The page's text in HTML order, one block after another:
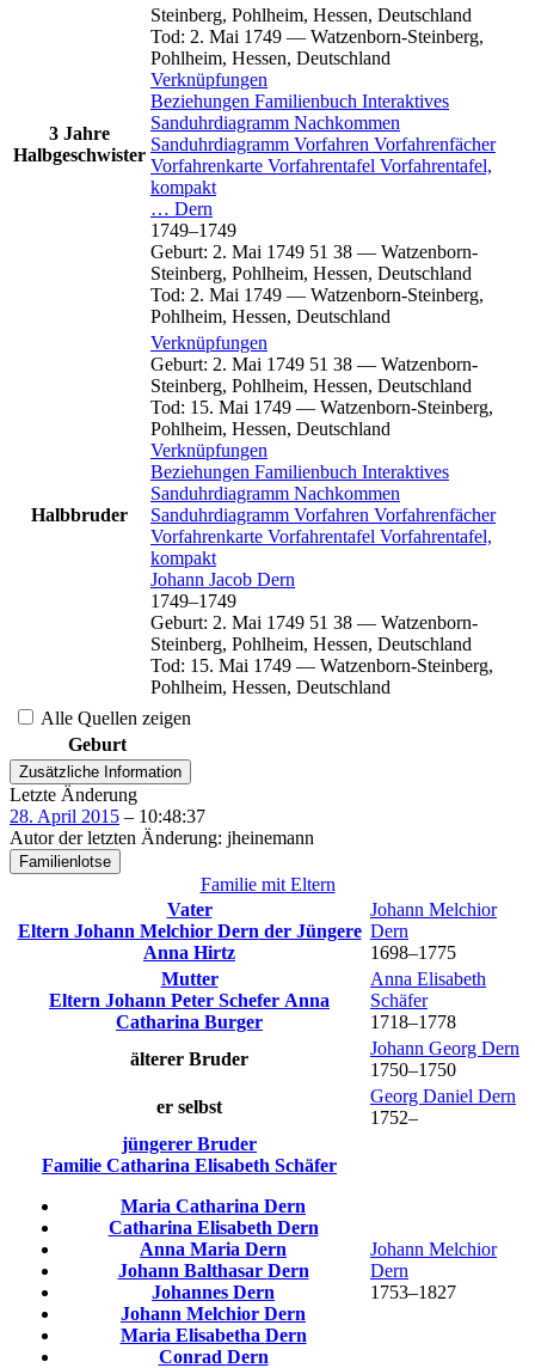
3 Jahre
Halbgeschwister
Steinberg, Pohlheim, Hessen, Deutschland
Tod: 2. Mai 1749 — Watzenborn-Steinberg,
Pohlheim, Hessen, Deutschland
Verknüpfungen
Beziehungen Familienbuch Interaktives
Sanduhrdiagramm Nachkommen
Sanduhrdiagramm Vorfahren Vorfahrenfächer
Vorfahrenkarte Vorfahrentafel Vorfahrentafel,
kompakt
… Dern
1749–1749
Geburt: 2. Mai 1749 51 38 — Watzenborn-
Steinberg, Pohlheim, Hessen, Deutschland
Tod: 2. Mai 1749 — Watzenborn-Steinberg,
Pohlheim, Hessen, Deutschland
Halbbruder
Verknüpfungen
Geburt: 2. Mai 1749 51 38 — Watzenborn-
Steinberg, Pohlheim, Hessen, Deutschland
Tod: 15. Mai 1749 — Watzenborn-Steinberg,
Pohlheim, Hessen, Deutschland
Verknüpfungen
Beziehungen Familienbuch Interaktives
Sanduhrdiagramm Nachkommen
Sanduhrdiagramm Vorfahren Vorfahrenfächer
Vorfahrenkarte Vorfahrentafel Vorfahrentafel,
kompakt
Johann Jacob Dern
1749–1749
Geburt: 2. Mai 1749 51 38 — Watzenborn-
Steinberg, Pohlheim, Hessen, Deutschland
Tod: 15. Mai 1749 — Watzenborn-Steinberg,
Pohlheim, Hessen, Deutschland
Alle Quellen zeigen
Geburt
Zusätzliche Information
Letzte Änderung
28. April 2015 – 10:48:37
Autor der letzten Änderung: jheinemann
Familienlotse
Familie mit Eltern
Vater
Eltern Johann Melchior Dern der Jüngere
Anna Hirtz
Johann Melchior
Dern
1698–1775
Mutter
Eltern Johann Peter Schefer Anna
Catharina Burger
Anna Elisabeth
Schäfer
1718–1778
älterer Bruder
Johann Georg Dern
1750–1750
er selbst
Georg Daniel Dern
1752–
jüngerer Bruder
Familie Catharina Elisabeth Schäfer
Maria Catharina Dern
Catharina Elisabeth Dern
Anna Maria Dern
Johann Balthasar Dern
Johannes Dern
Johann Melchior Dern
Maria Elisabetha Dern
Conrad Dern
Johann Melchior
Dern
1753–1827